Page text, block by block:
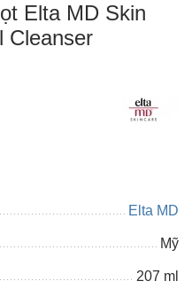
Elta MD Skin
Cleanser
Elta MD
Mỹ
207 ml